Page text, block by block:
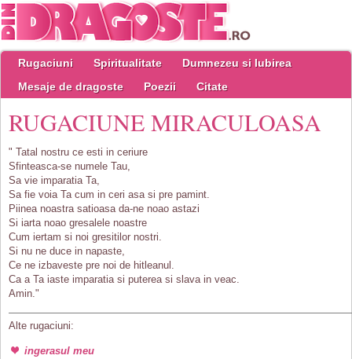
Rugaciuni Spiritualitate
Dumnezeu si Iubirea
Mesaje de dragoste
Poezii Citate
RUGACIUNE MIRACULOASA
" Tatal nostru ce esti in ceriure
Sfinteasca-se numele Tau,
Sa vie imparatia Ta,
Sa fie voia Ta cum in ceri asa si pre pamint.
Piinea noastra satioasa da-ne noao astazi
Si iarta noao gresalele noastre
Cum iertam si noi gresitilor nostri.
Si nu ne duce in napaste,
Ce ne izbaveste pre noi de hitleanul.
Ca a Ta iaste imparatia si puterea si slava in veac.
Amin."
Alte rugaciuni:
ingerasul meu